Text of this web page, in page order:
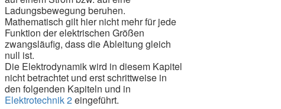
Ladungsbewegung beruhen.
Mathematisch gilt hier nicht mehr für jede
Funktion der elektrischen Größen
zwangsläufig, dass die Ableitung gleich
null ist.
Die Elektrodynamik wird in diesem Kapitel
nicht betrachtet und erst schrittweise in
den folgenden Kapiteln und in
Elektrotechnik 2eingeführt.